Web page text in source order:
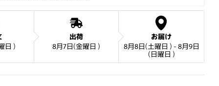
日 )
出荷
8月7日(金曜日 )
お届け
8月8日(土曜日 ) - 8月9日
(日曜日 )